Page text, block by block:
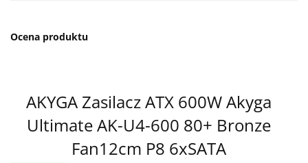
Ocena produktu
AKYGA Zasilacz ATX 600W Akyga
Ultimate AK-U4-600 80+ Bronze
Fan12cm P8 6xSATA